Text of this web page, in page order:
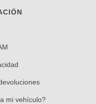
mi vehículo?